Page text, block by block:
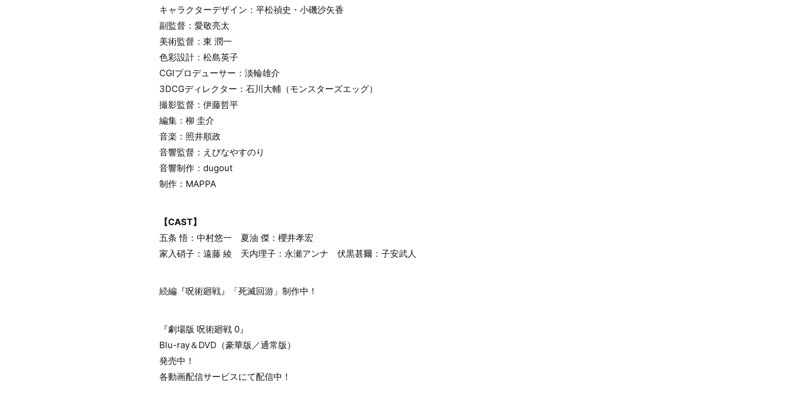
キャラクターデザイン：平松禎史・小磯沙矢香
副監督：愛敬亮太
美術監督：東 潤一
色彩設計：松島英子
CGIプロデューサー：淡輪雄介
3DCGディレクター：石川大輔（モンスターズエッグ）
撮影監督：伊藤哲平
編集：柳 圭介
音楽：照井順政
音響監督：えびなやすのり
音響制作：dugout
制作：MAPPA
【CAST】
五条 悟：中村悠一 夏油 傑：櫻井孝宏
家入硝子：遠藤 綾 天内理子：永瀬アンナ 伏黒甚爾：子安武人
続編『呪術廻戦』「死滅回游」制作中！
『劇場版 呪術廻戦 0』
Blu-ray＆DVD（豪華版／通常版）
発売中！
各動画配信サービスにて配信中！